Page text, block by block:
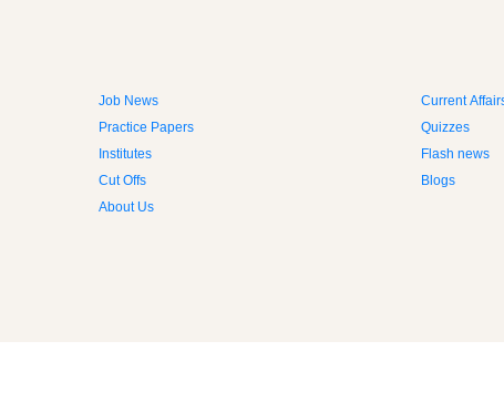
Job News
Current
Practice Papers
Quizzes
Institutes
Flash news
Cut Offs
Blogs
About Us